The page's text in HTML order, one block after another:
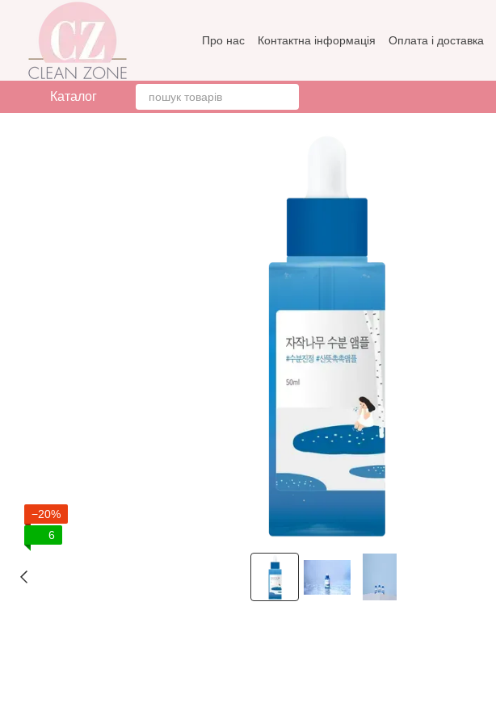
Перейти до основного контенту
Про нас Контактна інформація Оплата і доставка
Каталог
−20%
6